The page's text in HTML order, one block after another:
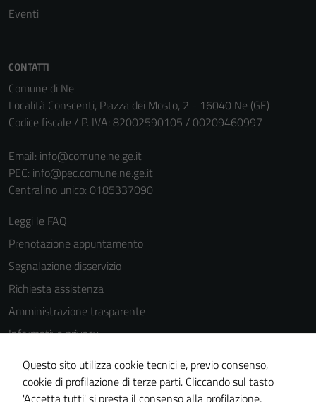
Eventi
CONTATTI
Comune di Ne
Località Conscenti, Piazza dei Mosto, 2 - 16040 Ne (GE)
Codice fiscale / P. IVA: 82002590105 / 00209460997
Email: info@comune.ne.ge.it
PEC: info@pec.comune.ne.ge.it
Centralino unico: 0185337090
Leggi le FAQ
Prenotazione appuntamento
Segnalazione disservizio
Richiesta assistenza
Amministrazione trasparente
Informativa privacy
Cookie Policy
Note legali
Questo sito utilizza cookie tecnici e, previo consenso,
cookie di profilazione di terze parti. Cliccando sul tasto
'Accetta tutti' si presta il consenso alla profilazione,